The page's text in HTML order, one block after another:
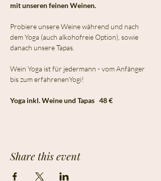
mit unseren feinen Weinen.
Probiere unsere Weine während und nach
dem Yoga (auch alkohofreie Option), sowie
danach unsere Tapas.
Wein Yoga ist für jedermann - vom Anfänger
bis zum erfahrenenYogi!
Yoga inkl. Weine und Tapas   48 €
Share this event